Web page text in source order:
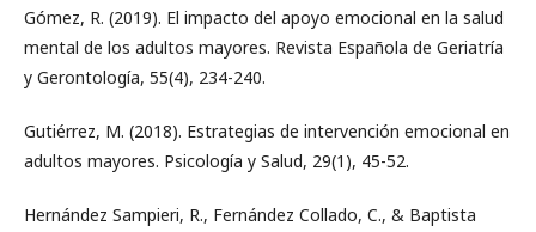
Gómez, R. (2019). El impacto del apoyo emocional en la salud
mental de los adultos mayores. Revista Española de Geriatría
y Gerontología, 55(4), 234-240.
Gutiérrez, M. (2018). Estrategias de intervención emocional en
adultos mayores. Psicología y Salud, 29(1), 45-52.
Hernández Sampieri, R., Fernández Collado, C., & Baptista